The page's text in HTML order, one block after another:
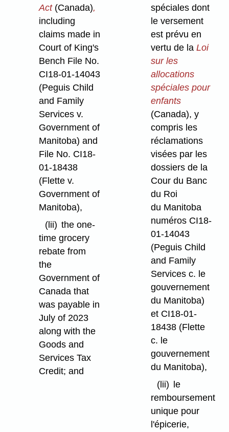
Act (Canada),
including
claims made in
Court of King's
Bench File No.
CI18-01-14043
(Peguis Child
and Family
Services v.
Government of
Manitoba) and
File No. CI18-
01-18438
(Flette v.
Government of
Manitoba),
(lii) the one-
time grocery
rebate from
the
Government of
Canada that
was payable in
July of 2023
along with the
Goods and
Services Tax
Credit; and
spéciales dont
le versement
est prévu en
vertu de laLoi
sur les
allocations
spéciales pour
enfants
(Canada), y
compris les
réclamations
visées par les
dossiers de la
Cour du Banc
du Roi
du Manitoba
numéros CI18-
01-14043
(Peguis Child
and Family
Services c. le
gouvernement
du Manitoba)
et CI18-01-
18438 (Flette
c. le
gouvernement
du Manitoba),
(lii)
le
remboursement
unique pour
l'épicerie,